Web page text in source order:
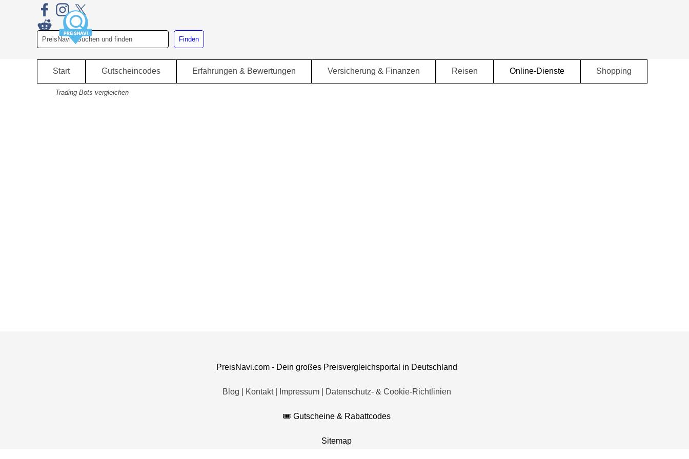
Direkt zum Seiteninhalt
Finden
Start
Gutscheincodes ▼Erfahrungen & Bewertungen ▼
Versicherung & Finanzen ▼
Reisen Online-Dienste Shopping
Trading Bots vergleichen
PreisNavi.com - Dein großes Preisvergleichsportal in Deutschland
Blog Kontakt Impressum Datenschutz- & Cookie-Richtlinien
🎟️ Gutscheine & Rabattcodes
Sitemap